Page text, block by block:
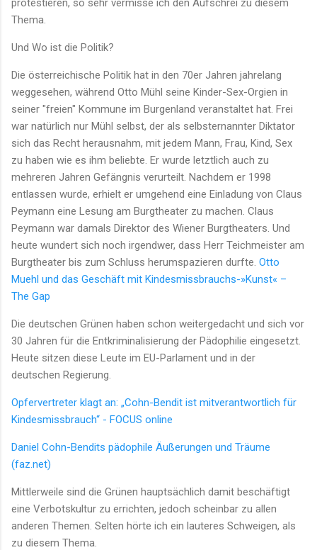
Thema.
Und Wo ist die Politik?
Die österreichische Politik hat in den 70er Jahren jahrelang
weggesehen, während Otto Mühl seine Kinder-Sex-Orgien in
seiner "freien" Kommune im Burgenland veranstaltet hat. Frei
war natürlich nur Mühl selbst, der als selbsternannter Diktator
sich das Recht herausnahm, mit jedem Mann, Frau, Kind, Sex
zu haben wie es ihm beliebte. Er wurde letztlich auch zu
mehreren Jahren Gefängnis verurteilt. Nachdem er 1998
entlassen wurde, erhielt er umgehend eine Einladung von Claus
Peymann eine Lesung am Burgtheater zu machen. Claus
Peymann war damals Direktor des Wiener Burgtheaters. Und
heute wundert sich noch irgendwer, dass Herr Teichmeister am
Burgtheater bis zum Schluss herumspazieren durfte. Otto
Muehl und das Geschäft mit Kindesmissbrauchs-»Kunst« –
The Gap
Die deutschen Grünen haben schon weitergedacht und sich vor
30 Jahren für die Entkriminalisierung der Pädophilie eingesetzt.
Heute sitzen diese Leute im EU-Parlament und in der
deutschen Regierung.
Opfervertreter klagt an: „Cohn-Bendit ist mitverantwortlich für
Kindesmissbrauch“ - FOCUS online
Daniel Cohn-Bendits pädophile Äußerungen und Träume
(faz.net)
Mittlerweile sind die Grünen hauptsächlich damit beschäftigt
eine Verbotskultur zu errichten, jedoch scheinbar zu allen
anderen Themen. Selten hörte ich ein lauteres Schweigen, als
zu diesem Thema.